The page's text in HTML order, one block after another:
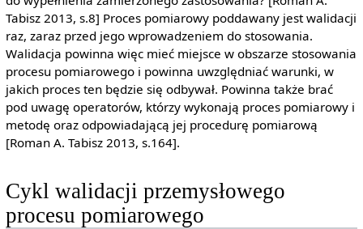
Tabisz 2013, s.8] Proces pomiarowy poddawany jest walidacji
raz, zaraz przed jego wprowadzeniem do stosowania.
Walidacja powinna więc mieć miejsce w obszarze stosowania
procesu pomiarowego i powinna uwzględniać warunki, w
jakich proces ten będzie się odbywał. Powinna także brać
pod uwagę operatorów, którzy wykonają proces pomiarowy i
metodę oraz odpowiadającą jej procedurę pomiarową
[Roman A. Tabisz 2013, s.164].
Cykl walidacji przemysłowego
procesu pomiarowego